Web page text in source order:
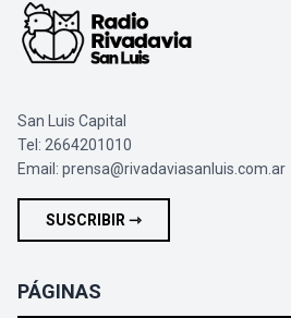
San Luis Capital
Tel: 2664201010
Email: prensa@rivadaviasanluis.com.ar
SUSCRIBIR ⇾
PÁGINAS